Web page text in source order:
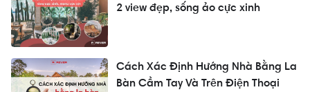
2 view đẹp, sống ảo cực xinh
Cách Xác Định Hướng Nhà Bằng La
Bàn Cầm Tay Và Trên Điện Thoại